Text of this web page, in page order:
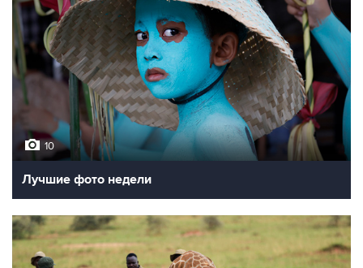
10
Лучшие фото недели